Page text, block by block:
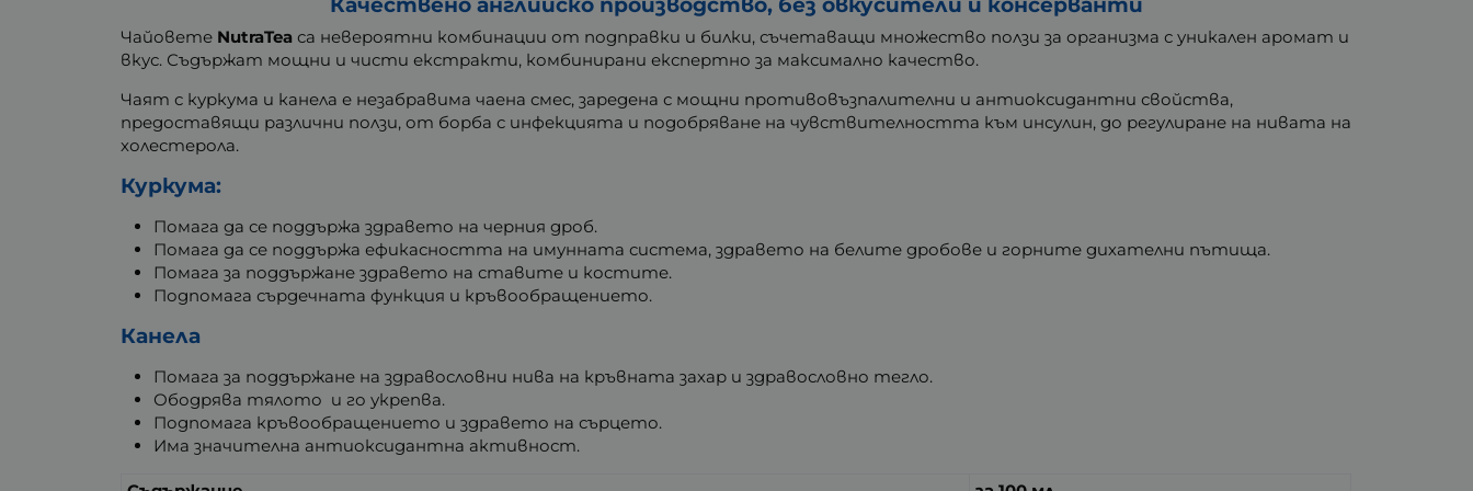
Чайовете NutraTea са невероятни комбинации от подправки и билки, съчетаващи множество ползи за организма с уникален аромат и
вкус. Съдържат мощни и чисти екстракти, комбинирани експертно за максимално качество.
Чаят с куркума и канела е незабравима чаена смес, заредена с мощни противовъзпалителни и антиоксидантни свойства,
предоставящи различни ползи, от борба с инфекцията и подобряване на чувствителността към инсулин, до регулиране на нивата на
холестерола.
Куркума:
Помага да се поддържа здравето на черния дроб.
Помага да се поддържа ефикасността на имунната система, здравето на белите дробове и горните дихателни пътища.
Помага за поддържане здравето на ставите и костите.
Подпомага сърдечната функция и кръвообращението.
Канела
Помага за поддържане на здравословни нива на кръвната захар и здравословно тегло.
Ободрява тялото и го укрепва.
Подпомага кръвообращението и здравето на сърцето.
Има значителна антиоксидантна активност.